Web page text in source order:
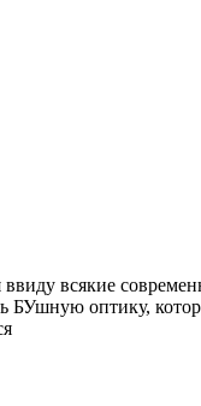
всякие
БУшную оптику,